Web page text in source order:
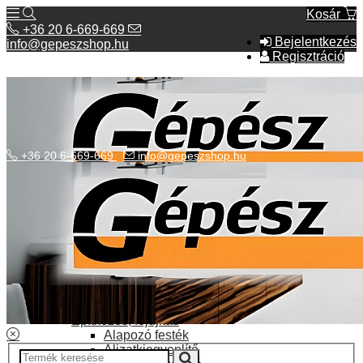
Kosár
Bejelentkezés
Regisztráció
+36 20 6-669-669
info@gepeszshop.hu
Kategóriák menü
Bolhapiac
Elektromos fűtés
Építkezés, fejújítás
Alapozó festék
Aljzatkiegyenlítő
+36 20 6-669-669 info@gepeszshop.hu